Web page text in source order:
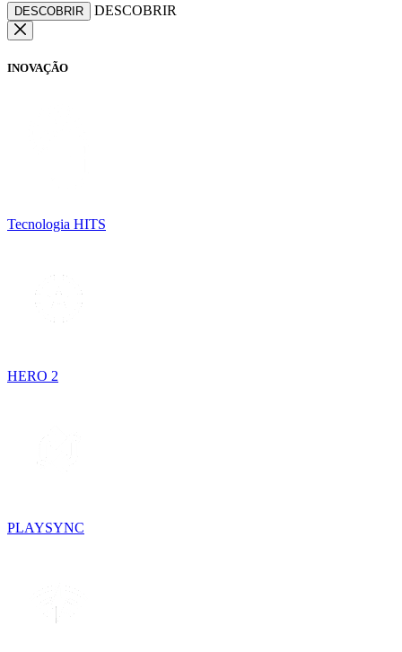
DESCOBRIR DESCOBRIR
INOVAÇÃO
Tecnologia HITS
HERO 2
PLAYSYNC